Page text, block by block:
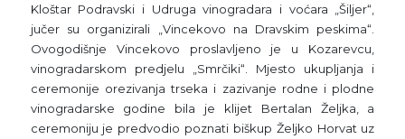
Kloštar Podravski i Udruga vinogradara i voćara „Šiljer“,
jučer su organizirali
„Vincekovo na Dravskim peskima“.
Ovogodišnje Vincekovo proslavljeno je u Kozarevcu,
vinogradarskom predjelu „Smrčiki“. Mjesto ukupljanja i
ceremonije orezivanja trseka i zazivanje rodne i plodne
vinogradarske godine bila je klijet Bertalan Željka, a
ceremoniju je predvodio poznati biškup Željko Horvat uz